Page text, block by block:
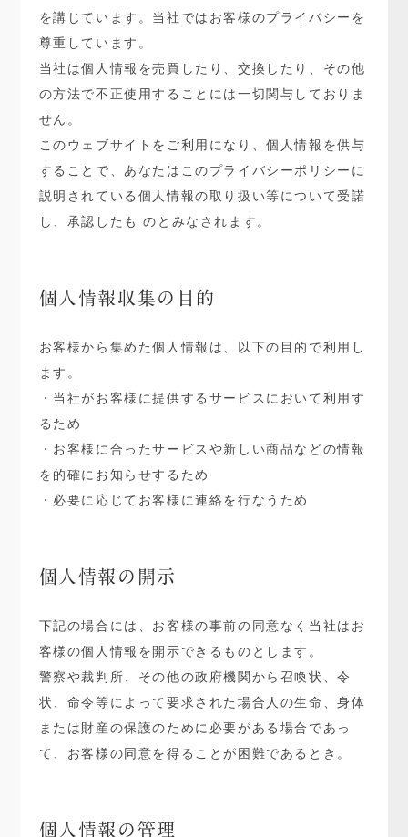
を講じています。当社ではお客様のプライバシーを
尊重しています。
当社は個人情報を売買したり、交換したり、その他
の方法で不正使用することには一切関与しておりま
せん。
このウェブサイトをご利用になり、個人情報を供与
することで、あなたはこのプライバシーポリシーに
説明されている個人情報の取り扱い等について受諾
し、承認したも のとみなされます。
個人情報収集の目的
お客様から集めた個人情報は、以下の目的で利用し
ます。
・当社がお客様に提供するサービスにおいて利用す
るため
・お客様に合ったサービスや新しい商品などの情報
を的確にお知らせするため
・必要に応じてお客様に連絡を行なうため
個人情報の開示
下記の場合には、お客様の事前の同意なく当社はお
客様の個人情報を開示できるものとします。
警察や裁判所、その他の政府機関から召喚状、令
状、命令等によって要求された場合人の生命、身体
または財産の保護のために必要がある場合であっ
て、お客様の同意を得ることが困難であるとき。
個人情報の管理